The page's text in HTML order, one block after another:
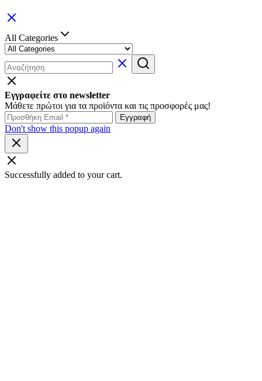
All Categories
Εγγραφείτε στο newsletter
Μάθετε πρώτοι για τα προϊόντα και τις προσφορές μας!
Don't show this popup again
Successfully added to your cart.